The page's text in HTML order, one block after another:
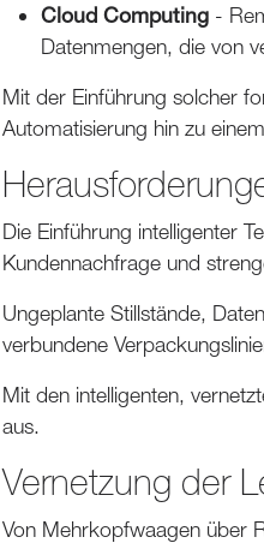
Cloud Computing-
Datenmengen, die von
Mit der Einführung solcher
Automatisierung hin zu
Die Einführung intelligenter
Kundennachfrage und
Ungeplante Stillstände,
verbundene
Mit den intelligenten,
aus.
Vernetzung der
Von Mehrkopfwaagen über